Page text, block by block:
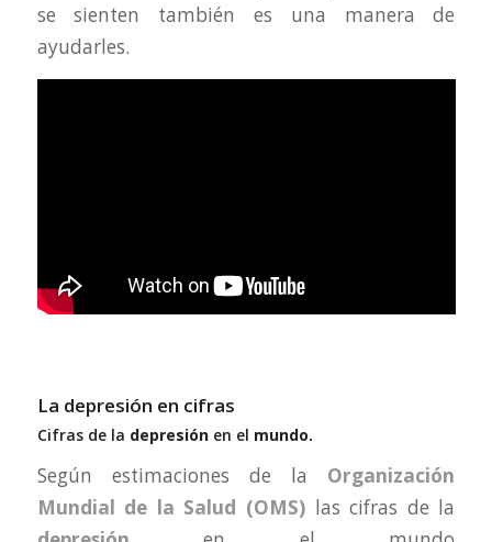
se sienten también es una manera de
ayudarles.
La depresión en cifras
Cifras de la depresiónen el mundo.
Según estimaciones de la Organización
Mundial de la Salud (OMS) las cifras de la